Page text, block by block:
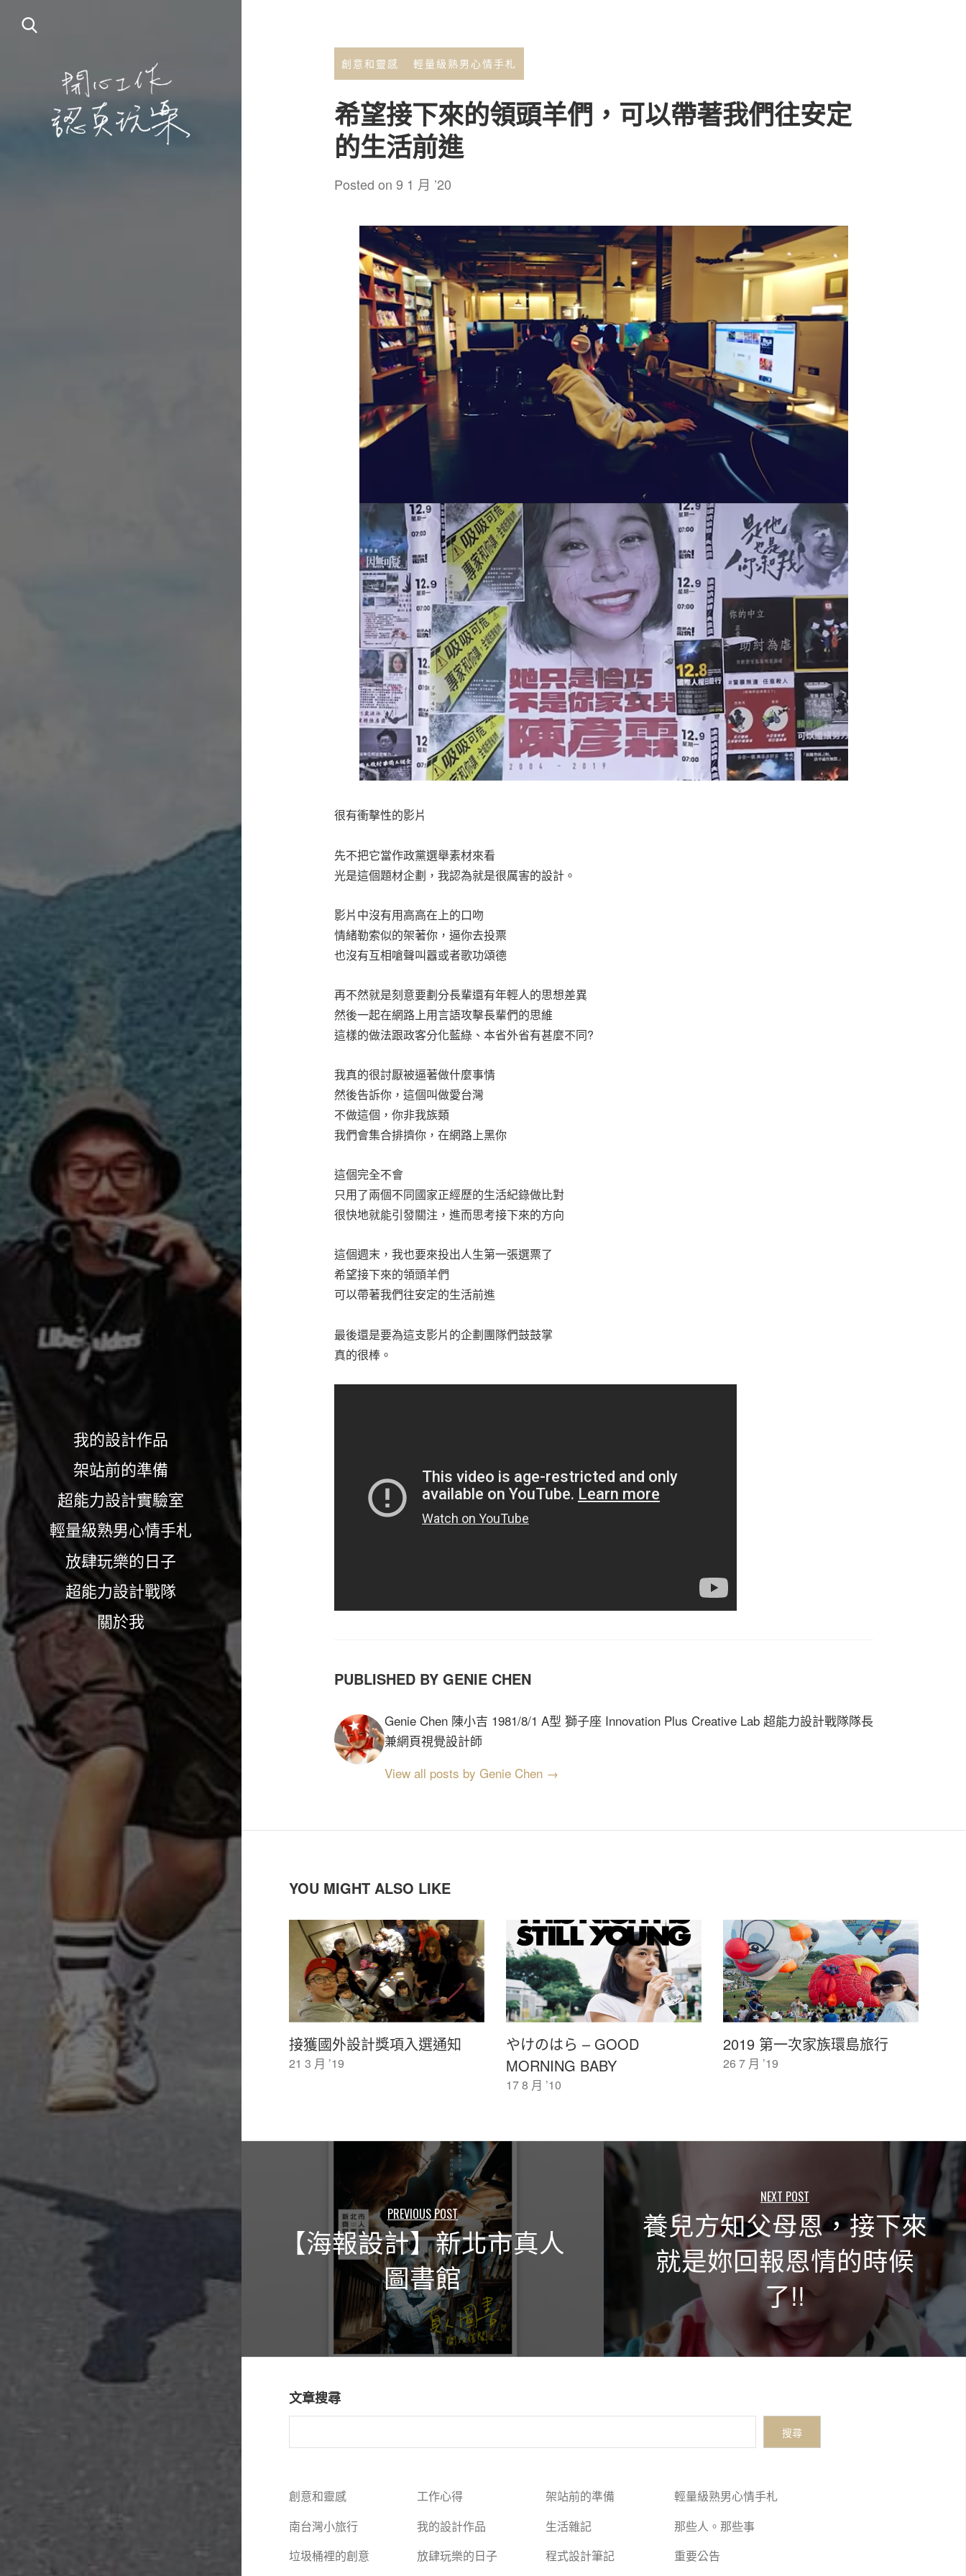
我的設計作品
架站前的準備
超能力設計實驗室
輕量級熟男心情手札
放肆玩樂的日子
超能力設計戰隊
關於我
創意和靈感 輕量級熟男心情手札
希望接下來的領頭羊們，可以帶著我們往安定
的生活前進
Posted on 9 1 月 ’20
很有衝擊性的影片
先不把它當作政黨選舉素材來看
光是這個題材企劃，我認為就是很厲害的設計。
影片中沒有用高高在上的口吻
情緒勒索似的架著你，逼你去投票
也沒有互相嗆聲叫囂或者歌功頌德
再不然就是刻意要劃分長輩還有年輕人的思想差異
然後一起在網路上用言語攻擊長輩們的思維
這樣的做法跟政客分化藍綠、本省外省有甚麼不同?
我真的很討厭被逼著做什麼事情
然後告訴你，這個叫做愛台灣
不做這個，你非我族類
我們會集合排擠你，在網路上黑你
這個完全不會
只用了兩個不同國家正經歷的生活紀錄做比對
很快地就能引發關注，進而思考接下來的方向
這個週末，我也要來投出人生第一張選票了
希望接下來的領頭羊們
可以帶著我們往安定的生活前進
最後還是要為這支影片的企劃團隊們鼓鼓掌
真的很棒。
PUBLISHED BY GENIE CHEN
Genie Chen 陳小吉 1981/8/1 A型 獅子座 Innovation Plus Creative Lab 超能力設計戰隊隊長
兼網頁視覺設計師
View all posts by Genie Chen →
YOU MIGHT ALSO LIKE
接獲國外設計獎項入選通知
21 3 月 ’19
やけのはら – GOOD
MORNING BABY
17 8 月 ’10
2019 第一次家族環島旅行
26 7 月 ’19
PREVIOUS POST
【海報設計】新北市真人
圖書館
NEXT POST
養兒方知父母恩，接下來
就是妳回報恩情的時候
了!!
文章搜尋
搜尋
創意和靈感
南台灣小旅行
垃圾桶裡的創意
工作心得
我的設計作品
放肆玩樂的日子
架站前的準備
生活雜記
程式設計筆記
輕量級熟男心情手札
那些人。那些事
重要公告